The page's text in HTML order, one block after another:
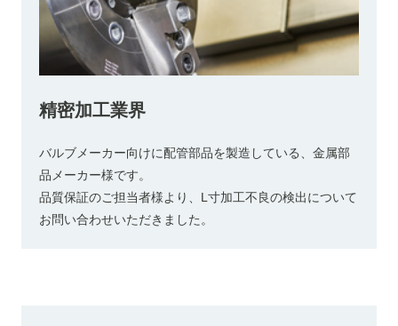
精密加工業界
バルブメーカー向けに配管部品を製造している、金属部
品メーカー様です。
品質保証のご担当者様より、L寸加工不良の検出について
お問い合わせいただきました。